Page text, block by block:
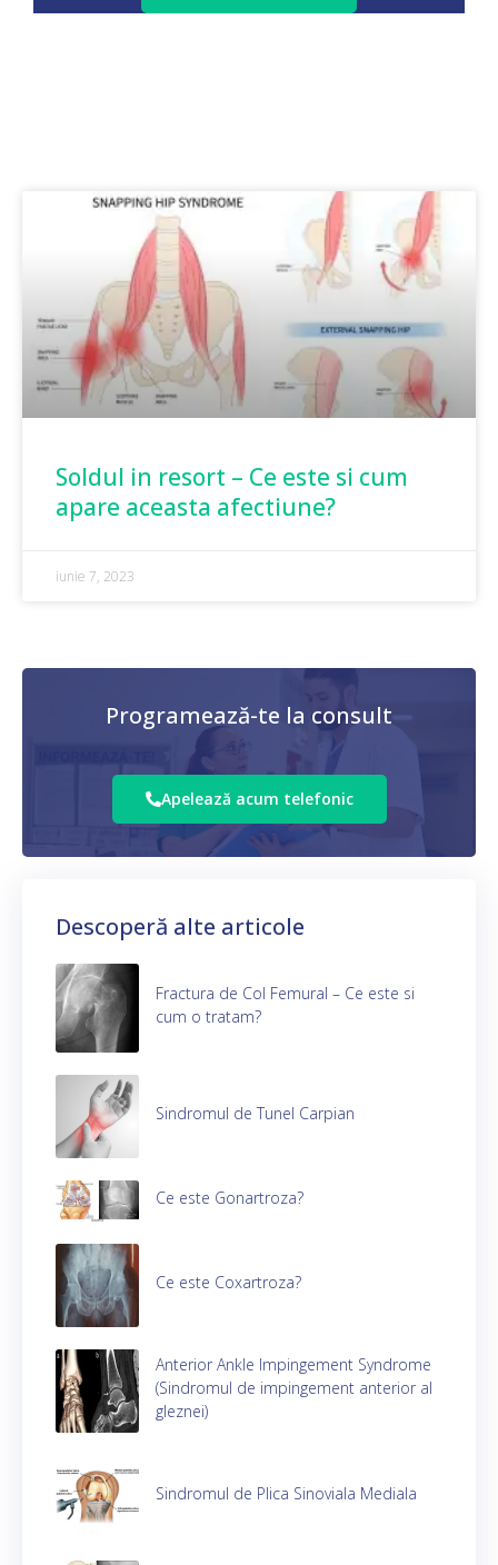
Soldul in resort – Ce este si cum
apare aceasta afectiune?
iunie 7, 2023
Programează-te la consult
Apelează acum telefonic
Descoperă alte articole
Fractura de Col Femural – Ce este si
cum o tratam?
Sindromul de Tunel Carpian
Ce este Gonartroza?
Ce este Coxartroza?
Anterior Ankle Impingement Syndrome
(Sindromul de impingement anterior al
gleznei)
Sindromul de Plica Sinoviala Mediala